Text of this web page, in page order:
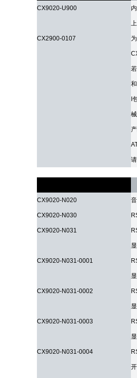
CX9020-U900
CX2900-0107
I
CX9020-N020
CX9020-N030
CX9020-N031
CX9020-N031-0001
CX9020-N031-0002
CX9020-N031-0003
CX9020-N031-0004
开